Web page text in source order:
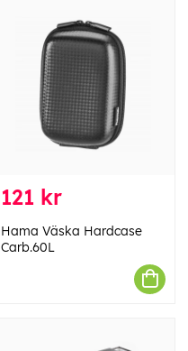
121 kr
Hama Väska Hardcase
Carb.60L